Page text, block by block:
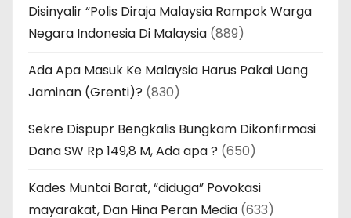
Disinyalir “Polis Diraja Malaysia Rampok Warga
Negara Indonesia Di Malaysia (889)
Ada Apa Masuk Ke Malaysia Harus Pakai Uang
Jaminan (Grenti)? (830)
Sekre Dispupr Bengkalis Bungkam Dikonfirmasi
Dana SW Rp 149,8 M, Ada apa ? (650)
Kades Muntai Barat, “diduga” Povokasi
mayarakat, Dan Hina Peran Media (633)